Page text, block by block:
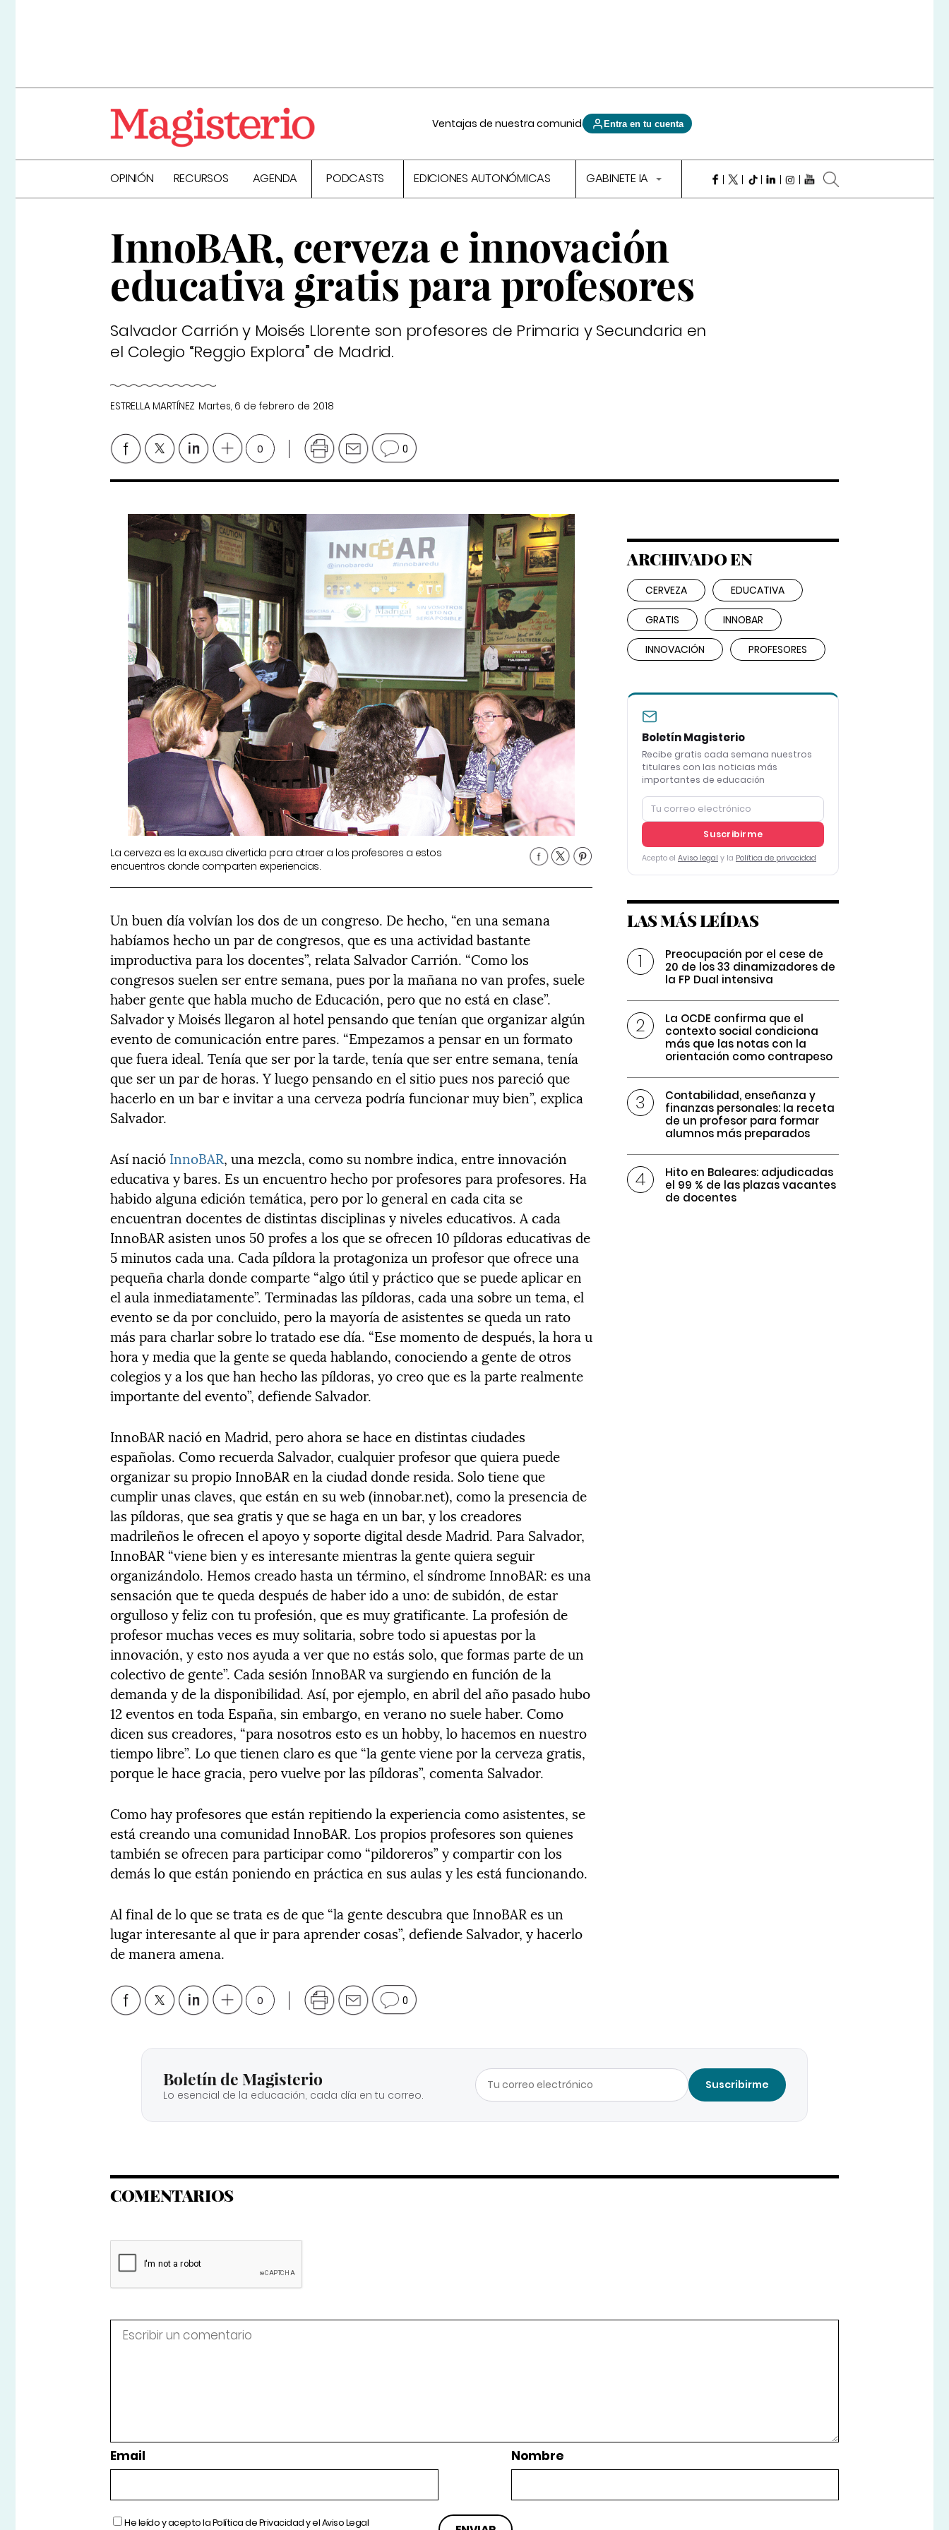
Ventajas de nuestra comunidad Entra en tu cuenta
OPINIÓN RECURSOS AGENDA PODCASTS EDICIONES AUTONÓMICAS GABINETE IA
InnoBAR, cerveza e innovación
educativa gratis para profesores
Salvador Carrión y Moisés Llorente son profesores de Primaria y Secundaria en
el Colegio “Reggio Explora” de Madrid.
ESTRELLA MARTÍNEZ Martes, 6 de febrero de 2018
0 0
La cerveza es la excusa divertida para atraer a los profesores a estos
encuentros donde comparten experiencias.
Un buen día volvían los dos de un congreso. De hecho, “en una semana
habíamos hecho un par de congresos, que es una actividad bastante
improductiva para los docentes”, relata Salvador Carrión. “Como los
congresos suelen ser entre semana, pues por la mañana no van profes, suele
haber gente que habla mucho de Educación, pero que no está en clase”.
Salvador y Moisés llegaron al hotel pensando que tenían que organizar algún
evento de comunicación entre pares. “Empezamos a pensar en un formato
que fuera ideal. Tenía que ser por la tarde, tenía que ser entre semana, tenía
que ser un par de horas. Y luego pensando en el sitio pues nos pareció que
hacerlo en un bar e invitar a una cerveza podría funcionar muy bien”, explica
Salvador.
Así nació InnoBAR, una mezcla, como su nombre indica, entre innovación
educativa y bares. Es un encuentro hecho por profesores para profesores. Ha
habido alguna edición temática, pero por lo general en cada cita se
encuentran docentes de distintas disciplinas y niveles educativos. A cada
InnoBAR asisten unos 50 profes a los que se ofrecen 10 píldoras educativas de
5 minutos cada una. Cada píldora la protagoniza un profesor que ofrece una
pequeña charla donde comparte “algo útil y práctico que se puede aplicar en
el aula inmediatamente”. Terminadas las píldoras, cada una sobre un tema, el
evento se da por concluido, pero la mayoría de asistentes se queda un rato
más para charlar sobre lo tratado ese día. “Ese momento de después, la hora u
hora y media que la gente se queda hablando, conociendo a gente de otros
colegios y a los que han hecho las píldoras, yo creo que es la parte realmente
importante del evento”, defiende Salvador.
InnoBAR nació en Madrid, pero ahora se hace en distintas ciudades
españolas. Como recuerda Salvador, cualquier profesor que quiera puede
organizar su propio InnoBAR en la ciudad donde resida. Solo tiene que
cumplir unas claves, que están en su web (innobar.net), como la presencia de
las píldoras, que sea gratis y que se haga en un bar, y los creadores
madrileños le ofrecen el apoyo y soporte digital desde Madrid. Para Salvador,
InnoBAR “viene bien y es interesante mientras la gente quiera seguir
organizándolo. Hemos creado hasta un término, el síndrome InnoBAR: es una
sensación que te queda después de haber ido a uno: de subidón, de estar
orgulloso y feliz con tu profesión, que es muy gratificante. La profesión de
profesor muchas veces es muy solitaria, sobre todo si apuestas por la
innovación, y esto nos ayuda a ver que no estás solo, que formas parte de un
colectivo de gente”. Cada sesión InnoBAR va surgiendo en función de la
demanda y de la disponibilidad. Así, por ejemplo, en abril del año pasado hubo
12 eventos en toda España, sin embargo, en verano no suele haber. Como
dicen sus creadores, “para nosotros esto es un hobby, lo hacemos en nuestro
tiempo libre”. Lo que tienen claro es que “la gente viene por la cerveza gratis,
porque le hace gracia, pero vuelve por las píldoras”, comenta Salvador.
Como hay profesores que están repitiendo la experiencia como asistentes, se
está creando una comunidad InnoBAR. Los propios profesores son quienes
también se ofrecen para participar como “pildoreros” y compartir con los
demás lo que están poniendo en práctica en sus aulas y les está funcionando.
Al final de lo que se trata es de que “la gente descubra que InnoBAR es un
lugar interesante al que ir para aprender cosas”, defiende Salvador, y hacerlo
de manera amena.
0 0
ARCHIVADO EN
CERVEZA EDUCATIVA
GRATIS INNOBAR
INNOVACIÓN PROFESORES
Boletín Magisterio
Recibe gratis cada semana nuestros
titulares con las noticias más
importantes de educación
Suscribirme
Acepto el Aviso legal y la Política de privacidad
LAS MÁS LEÍDAS
Preocupación por el cese de
20 de los 33 dinamizadores de
la FP Dual intensiva
La OCDE confirma que el
contexto social condiciona
más que las notas con la
orientación como contrapeso
Contabilidad, enseñanza y
finanzas personales: la receta
de un profesor para formar
alumnos más preparados
Hito en Baleares: adjudicadas
el 99 % de las plazas vacantes
de docentes
Boletín de Magisterio
Lo esencial de la educación, cada día en tu correo.
Suscribirme
COMENTARIOS
Email Nombre
He leído y acepto laPolítica de Privacidady elAviso Legal